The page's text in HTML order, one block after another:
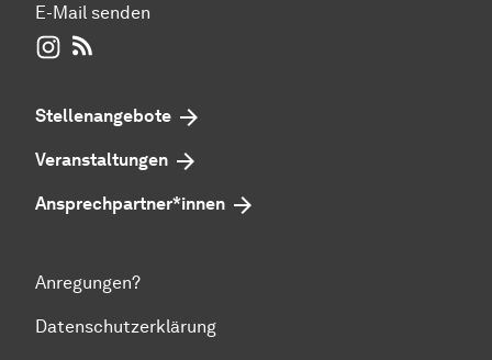
E-Mail senden
WIWI auf Instagram
Stellenangebote
Veranstaltungen
Ansprechpartner*innen
Anregungen?
Datenschutzerklärung